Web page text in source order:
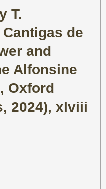
T.
de
and
Alfonsine
Oxford
2024), xlviii